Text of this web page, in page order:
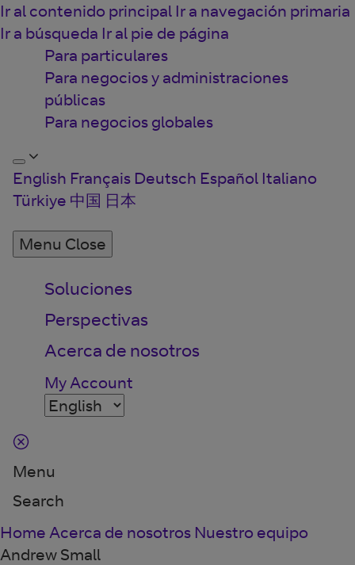
Ir al contenido principal Ir a navegación primaria
Ir a búsqueda Ir al pie de página
Para particulares
Para negocios y administraciones
públicas
Para negocios globales
English Français Deutsch Español Italiano
Türkiye 中国 日本
Menu Close
Soluciones
Perspectivas
Acerca de nosotros
My Account
Menu
Search
Home Acerca de nosotros Nuestro equipo
Andrew Small